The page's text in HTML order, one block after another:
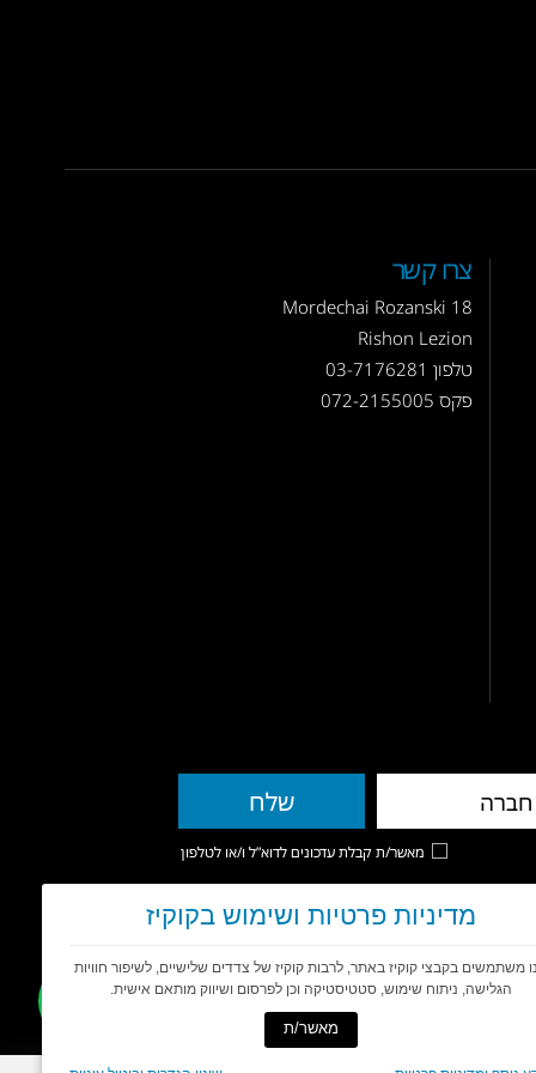
צרו קשר
Mordechai Rozanski 18
Rishon Lezion
טלפון 03-7176281
פקס 072-2155005
מאשר/ת קבלת עדכונים לדוא”ל ו/או לטלפון
מדיניות פרטיות ושימוש בקוקיז
משתמשים בקבצי קוקיז באתר, לרבות קוקיז של צדדים שלישיים, לשיפור חוויות
הגלישה, ניתוח שימוש, סטטיסטיקה וכן לפרסום ושיווק מותאם אישית.
מאשר/ת